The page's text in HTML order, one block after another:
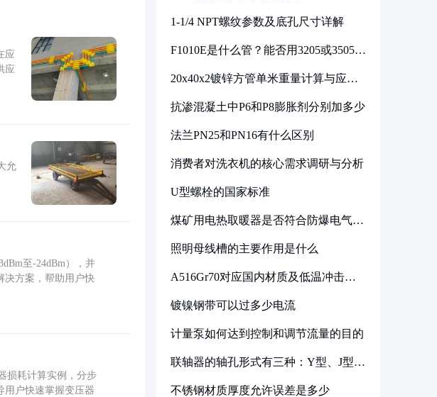
应
应
允
至-24dBm），并
决方案，帮助用户快
损耗计算实例，分步
用户快速掌握变压器
1-1/4 NPT螺纹参数及底孔尺寸详解
F1010E是什么管？能否用3205或3505代
20x40x2镀锌方管单米重量计算与应用
抗渗混凝土中P6和P8膨胀剂分别加多少
法兰PN25和PN16有什么区别
消费者对洗衣机的核心需求调研与分析
U型螺栓的国家标准
煤矿用电热取暖器是否符合防爆电气设
照明母线槽的主要作用是什么
A516Gr70对应国内材质及低温冲击要
镀镍钢带可以过多少电流
计量泵如何达到控制和调节流量的目的
联轴器的轴孔形式有三种：Y型、J型、
不锈钢材质厚度允许误差是多少